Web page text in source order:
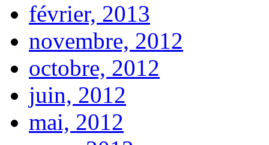
février, 2013
novembre, 2012
octobre, 2012
juin, 2012
mai, 2012